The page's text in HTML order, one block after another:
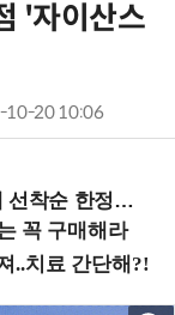
'자이산스
10-20 10:06
순 한정판매!